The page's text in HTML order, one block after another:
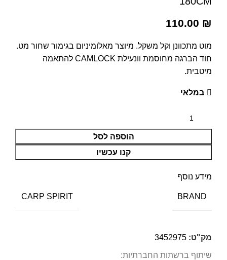
110.00 ₪
מוט מתכוונן וקל משקל. מיוצר מאלומיניום בגימור שחור מט.
חוד הברגה מחוסמת וונעילת CAMLOCK להתאמה
מיטבית.
במלאי
הוספה לסל
קנו עכשיו
מידע נוסף
BRAND
CARP SPIRIT
מק"ט: 3452975
שיתוף ברשתות החברתיות: